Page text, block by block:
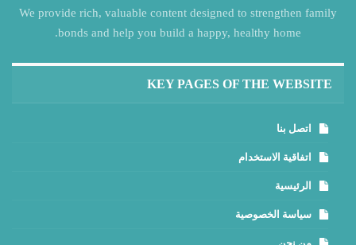
We provide rich, valuable content designed to strengthen family
bonds and help you build a happy, healthy home.
KEY PAGES OF THE WEBSITE
اتصل بنا
اتفاقية الاستخدام
الرئيسية
سياسة الخصوصية